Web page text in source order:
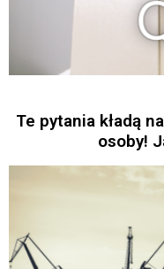
Te pytania kładą
osoby!